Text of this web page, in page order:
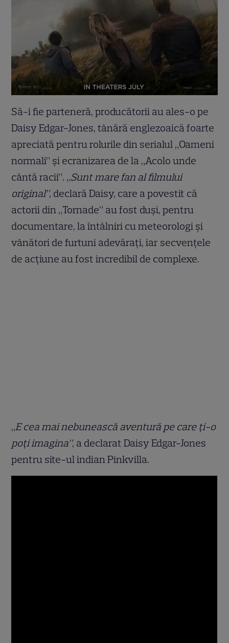
Să-i fie parteneră, producătorii au ales-o pe
Daisy Edgar-Jones, tânără englezoaică foarte
apreciată pentru rolurile din serialul „Oameni
normali” și ecranizarea de la „Acolo unde
cântă racii”. „Sunt mare fan al filmului
original”, declară Daisy, care a povestit că
actorii din „Tornade” au fost duși, pentru
documentare, la întâlniri cu meteorologi și
vânători de furtuni adevărați, iar secvențele
de acțiune au fost incredibil de complexe.
„E cea mai nebunească aventură pe care ți-o
poți imagina”, a declarat Daisy Edgar-Jones
pentru site-ul indian Pinkvilla.